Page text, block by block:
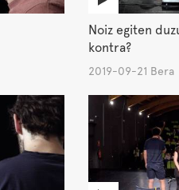
Noiz egiten
kontra?
2019-09-21 Bera